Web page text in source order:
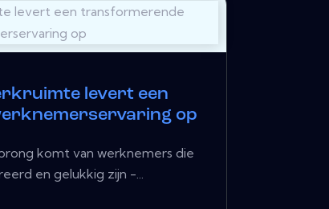
levert een
op
komt van werknemers die
en gelukkig zijn -...